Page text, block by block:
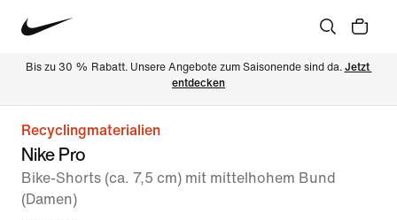
Bis zu 30 % Rabatt. Unsere Angebote zum Saisonende sind da. Jetzt
entdecken
Recyclingmaterialien
Nike Pro
Bike-Shorts (ca. 7,5 cm) mit mittelhohem Bund
(Damen)